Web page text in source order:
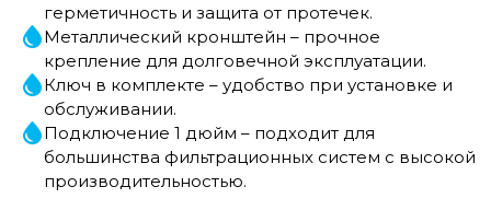
герметичность и защита от протечек.
Металлический кронштейн – прочное
крепление для долговечной эксплуатации.
Ключ в комплекте – удобство при установке и
обслуживании.
Подключение 1 дюйм – подходит для
большинства фильтрационных систем с высокой
производительностью.